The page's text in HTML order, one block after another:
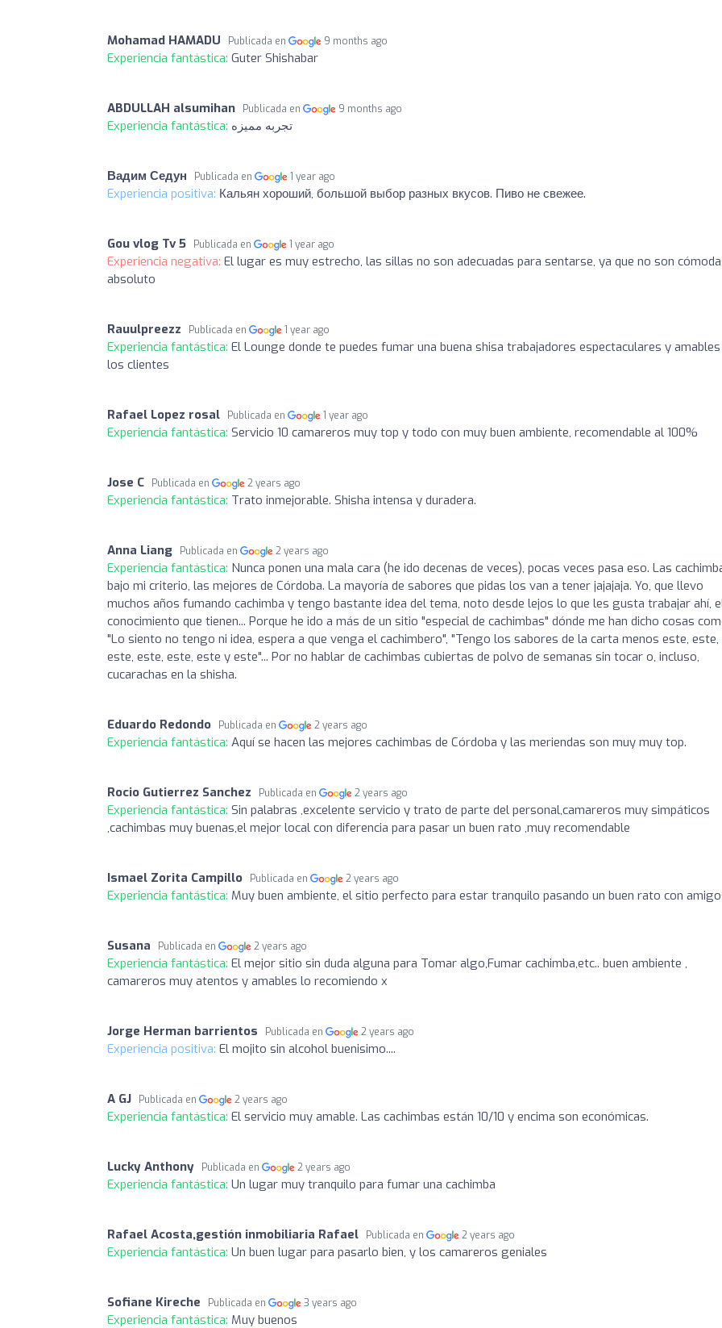
Mohamad HAMADU Publicada en 9 months ago
Experiencia fantástica: Guter Shishabar
ABDULLAH alsumihan Publicada en 9 months ago
Experiencia fantástica: تجربه مميزه
Вадим Седун Publicada en 1 year ago
Experiencia positiva: Кальян хороший, большой выбор разных вкусов. Пиво не свежее.
Gou vlog Tv 5 Publicada en 1 year ago
Experiencia negativa: El lugar es muy estrecho, las sillas no son adecuadas para sentarse, ya que no son
absoluto
Rauulpreezz Publicada en 1 year ago
Experiencia fantástica: El Lounge donde te puedes fumar una buena shisa trabajadores espectaculares y
los clientes
Rafael Lopez rosal Publicada en 1 year ago
Experiencia fantástica: Servicio 10 camareros muy top y todo con muy buen ambiente, recomendable al 100%
Jose C Publicada en 2 years ago
Experiencia fantástica: Trato inmejorable. Shisha intensa y duradera.
Anna Liang Publicada en 2 years ago
Experiencia fantástica: Nunca ponen una mala cara (he ido decenas de veces), pocas veces pasa eso. Las
bajo mi criterio, las mejores de Córdoba. La mayoría de sabores que pidas los van a tener jajajaja. Yo, que llevo
muchos años fumando cachimba y tengo bastante idea del tema, noto desde lejos lo que les gusta trabajar ahí,
conocimiento que tienen... Porque he ido a más de un sitio "especial de cachimbas" dónde me han dicho cosas
"Lo siento no tengo ni idea, espera a que venga el cachimbero", "Tengo los sabores de la carta menos este, este,
este, este, este, este y este"... Por no hablar de cachimbas cubiertas de polvo de semanas sin tocar o, incluso,
cucarachas en la shisha.
Eduardo Redondo Publicada en 2 years ago
Experiencia fantástica: Aquí se hacen las mejores cachimbas de Córdoba y las meriendas son muy muy top.
Rocio Gutierrez Sanchez Publicada en 2 years ago
Experiencia fantástica: Sin palabras ,excelente servicio y trato de parte del personal,camareros muy simpáticos
,cachimbas muy buenas,el mejor local con diferencia para pasar un buen rato ,muy recomendable
Ismael Zorita Campillo Publicada en 2 years ago
Experiencia fantástica: Muy buen ambiente, el sitio perfecto para estar tranquilo pasando un buen rato con
Susana Publicada en 2 years ago
Experiencia fantástica: El mejor sitio sin duda alguna para Tomar algo,Fumar cachimba,etc.. buen ambiente ,
camareros muy atentos y amables lo recomiendo x
Jorge Herman barrientos Publicada en 2 years ago
Experiencia positiva: El mojito sin alcohol buenisimo....
A GJ Publicada en 2 years ago
Experiencia fantástica: El servicio muy amable. Las cachimbas están 10/10 y encima son económicas.
Lucky Anthony Publicada en 2 years ago
Experiencia fantástica: Un lugar muy tranquilo para fumar una cachimba
Rafael Acosta,gestión inmobiliaria Rafael Publicada en 2 years ago
Experiencia fantástica: Un buen lugar para pasarlo bien, y los camareros geniales
Sofiane Kireche Publicada en 3 years ago
Experiencia fantástica: Muy buenos